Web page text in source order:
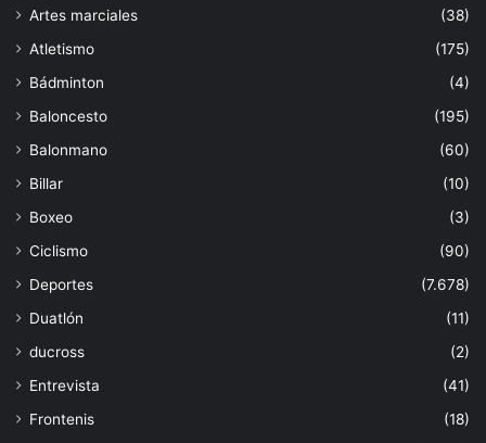
Artes marciales
(38)
Atletismo
(175)
Bádminton
(4)
Baloncesto
(195)
Balonmano
(60)
Billar
(10)
Boxeo
(3)
Ciclismo
(90)
Deportes
(7.678)
Duatlón
(11)
ducross
(2)
Entrevista
(41)
Frontenis
(18)